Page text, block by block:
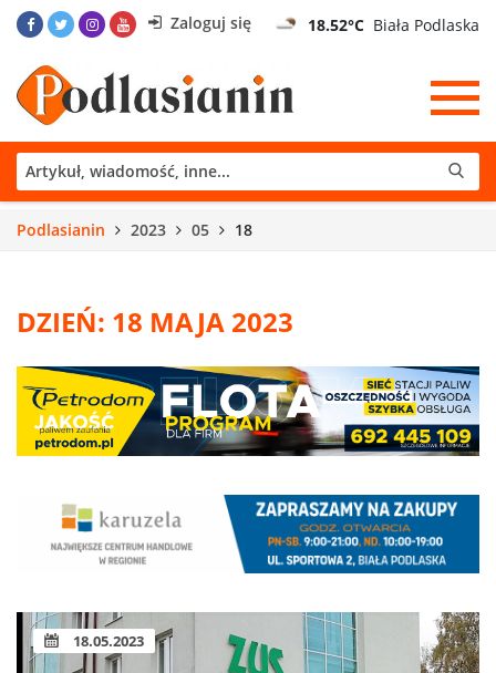
Zaloguj się 18.52°C Biała Podlaska
Podlasianin 2023 05 18
DZIEŃ: 18 MAJA 2023
18.05.2023